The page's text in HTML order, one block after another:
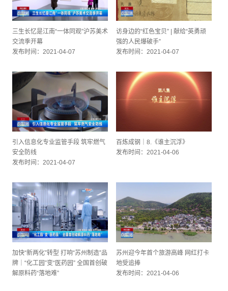
三生长忆是江南“一体同观”沪苏美术
交流季开幕
发布时间：2021-04-07
访身边的“红色宝贝” | 献给“英勇顽
强的人民爆破手”
发布时间：2021-04-07
引入信息化专业监管手段 筑牢燃气
安全防线
发布时间：2021-04-07
百炼成钢｜8.《谁主沉浮》
发布时间：2021-04-06
加快“新两化”转型 打响“苏州制造”品
牌｜“化工园”变“医药园” 全国首创破
解原料药“落地难”
苏州迎今年首个旅游高峰 网红打卡
地受追捧
发布时间：2021-04-06